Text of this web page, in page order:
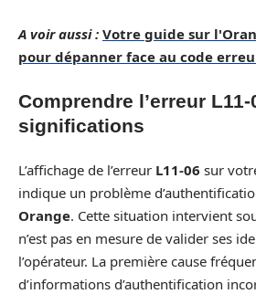
A voir aussi : Votre guide sur
pour dépanner face au code
Comprendre l’erreur
significations
L’affichage de l’erreur L11-06 sur
indique un problème
Orange. Cette situation intervient
n’est pas en mesure de valider ses
l’opérateur. La première cause
d’informations d’authentification